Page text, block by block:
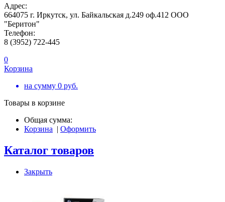
Адрес:
664075 г. Иркутск, ул. Байкальская д.249 оф.412 ООО
"Беритон"
Телефон:
8 (3952) 722-445
0
Корзина
на сумму 0 руб.
Товары в корзине
Общая сумма:
Корзина | Оформить
Каталог товаров
Закрыть